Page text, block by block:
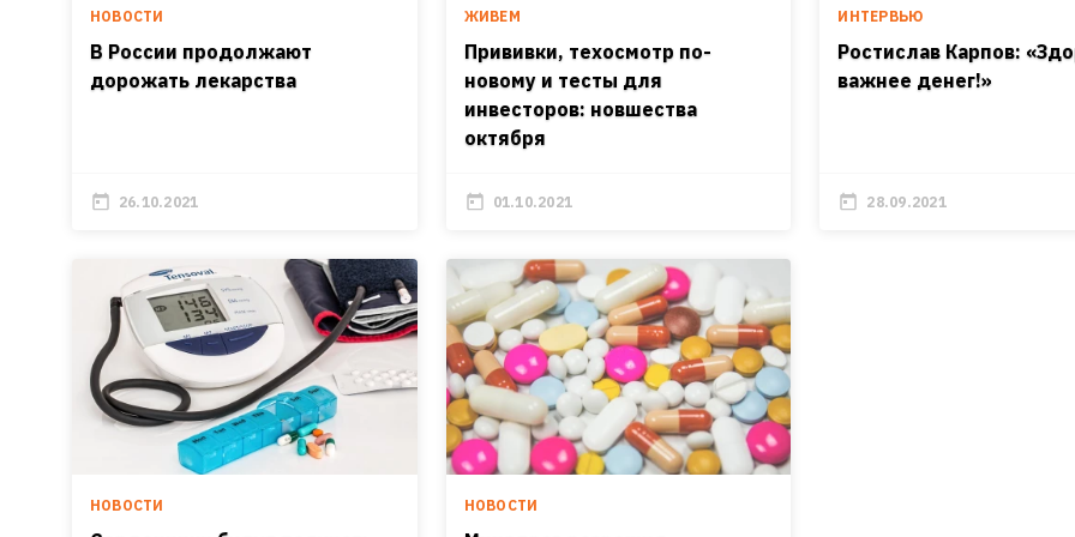
НОВОСТИ
В России продолжают
дорожать лекарства
26.10.2021
ЖИВЕМ
Прививки, техосмотр по-
новому и тесты для
инвесторов: новшества
октября
01.10.2021
ИНТЕРВЬЮ
Ростислав Карпов:
важнее денег!»
28.09.2021
НОВОСТИ НОВОСТИ